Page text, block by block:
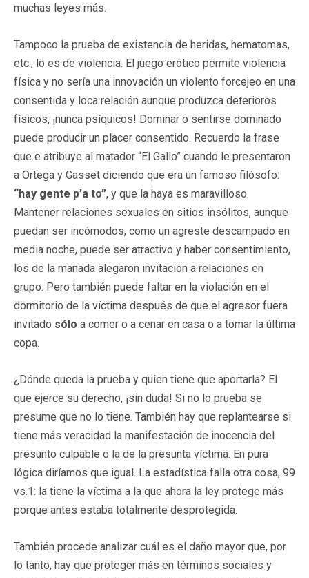
muchas leyes más.
Tampoco la prueba de existencia de heridas, hematomas,
etc., lo es de violencia. El juego erótico permite violencia
física y no sería una innovación un violento forcejeo en una
consentida y loca relación aunque produzca deterioros
físicos, ¡nunca psíquicos! Dominar o sentirse dominado
puede producir un placer consentido. Recuerdo la frase
que e atribuye al matador “El Gallo” cuando le presentaron
a Ortega y Gasset diciendo que era un famoso filósofo:
“hay gente p’a to”, y que la haya es maravilloso.
Mantener relaciones sexuales en sitios insólitos, aunque
puedan ser incómodos, como un agreste descampado en
media noche, puede ser atractivo y haber consentimiento,
los de la manada alegaron invitación a relaciones en
grupo. Pero también puede faltar en la violación en el
dormitorio de la víctima después de que el agresor fuera
invitado sólo a comer o a cenar en casa o a tomar la última
copa.
¿Dónde queda la prueba y quien tiene que aportarla? El
que ejerce su derecho, ¡sin duda! Si no lo prueba se
presume que no lo tiene. También hay que replantearse si
tiene más veracidad la manifestación de inocencia del
presunto culpable o la de la presunta víctima. En pura
lógica diríamos que igual. La estadística falla otra cosa, 99
vs.1: la tiene la víctima a la que ahora la ley protege más
porque antes estaba totalmente desprotegida.
También procede analizar cuál es el daño mayor que, por
lo tanto, hay que proteger más en términos sociales y